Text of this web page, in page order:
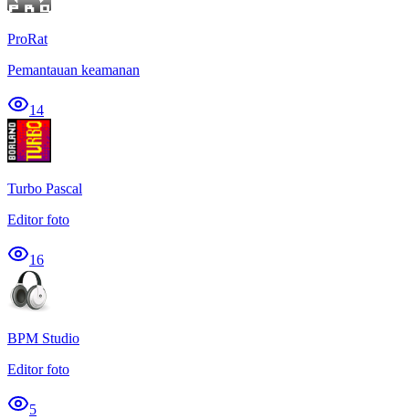
ProRat
Pemantauan keamanan
14
Turbo Pascal
Editor foto
16
BPM Studio
Editor foto
5